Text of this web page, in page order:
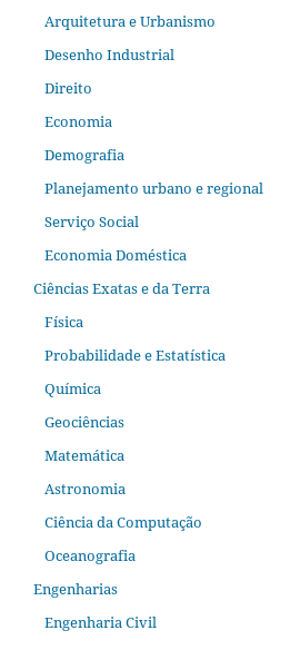
Arquitetura e Urbanismo
Desenho Industrial
Direito
Economia
Demografia
Planejamento urbano e regional
Serviço Social
Economia Doméstica
Ciências Exatas e da Terra
Física
Probabilidade e Estatística
Química
Geociências
Matemática
Astronomia
Ciência da Computação
Oceanografia
Engenharias
Engenharia Civil